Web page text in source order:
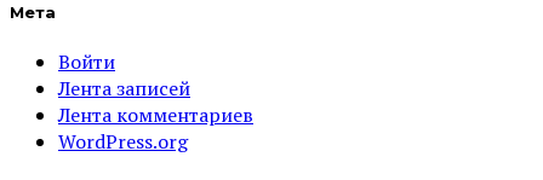
Мета
Войти
Лента записей
Лента комментариев
WordPress.org